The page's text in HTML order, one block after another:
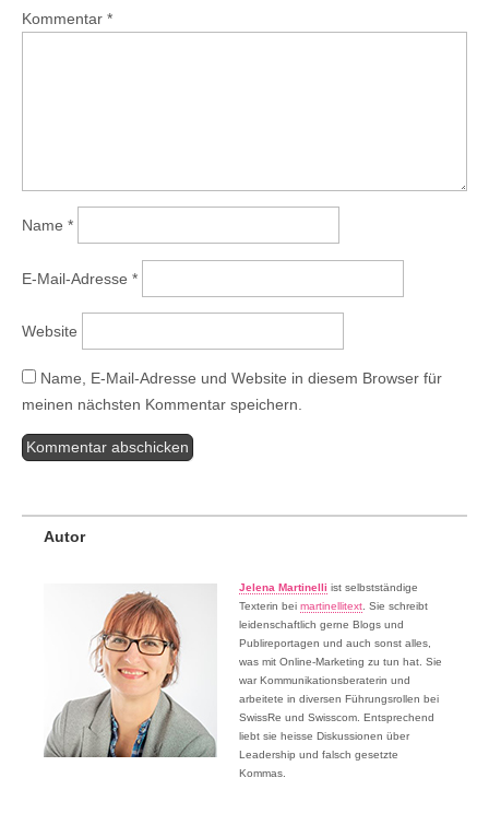
Kommentar *
Name *
E-Mail-Adresse *
Website
Name, E-Mail-Adresse und Website in diesem Browser für
meinen nächsten Kommentar speichern.
Autor
Jelena Martinelli ist selbstständige
Texterin bei martinellitext . Sie schreibt
leidenschaftlich gerne Blogs und
Publireportagen und auch sonst alles,
was mit Online-Marketing zu tun hat. Sie
war Kommunikationsberaterin und
arbeitete in diversen Führungsrollen bei
SwissRe und Swisscom. Entsprechend
liebt sie heisse Diskussionen über
Leadership und falsch gesetzte
Kommas.